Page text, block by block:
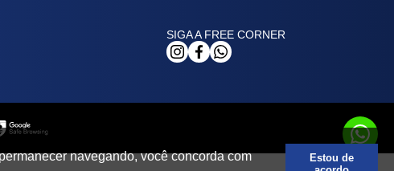
SIGA A FREE CORNER
navegando, você concorda com
Estou de